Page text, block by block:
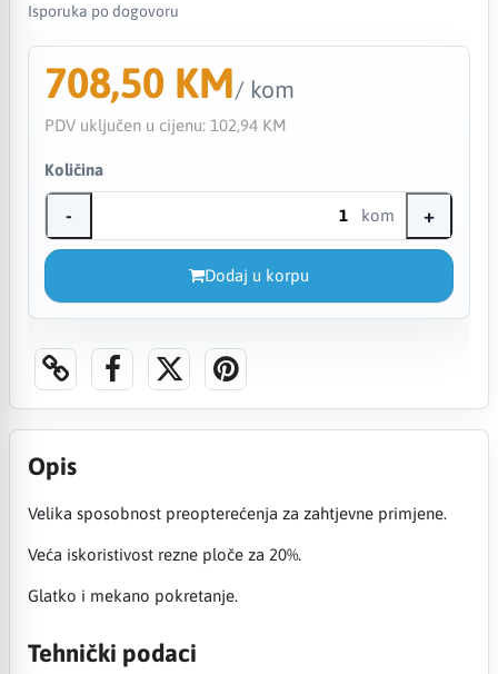
Isporuka po dogovoru
708,50 KM/ kom
PDV uključen u cijenu: 102,94 KM
Količina
- kom +
Dodaj u korpu
Opis
Velika sposobnost preopterećenja za zahtjevne primjene.
Veća iskoristivost rezne ploče za 20%.
Glatko i mekano pokretanje.
Tehnički podaci